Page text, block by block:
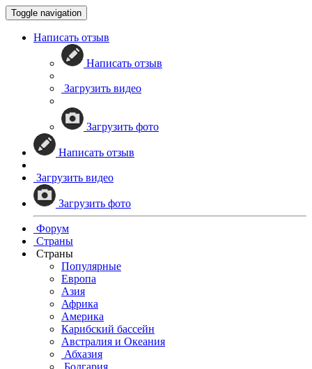
Toggle navigation
Написать отзыв
Написать отзыв
Загрузить видео
Загрузить фото
Написать отзыв
Загрузить видео
Загрузить фото
Форум
Страны
Страны
Популярные
Европа
Азия
Африка
Америка
Карибский бассейн
Австралия и Океания
Абхазия
Болгария